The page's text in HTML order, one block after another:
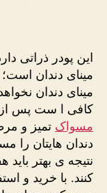
این پودر ذراتی
مینای دندان
مینای دندان
کافی ا ست پس
مسواک تمیز و
دندان هایتان را
نتیجه ی بهتر باید
کنند. با خرید و